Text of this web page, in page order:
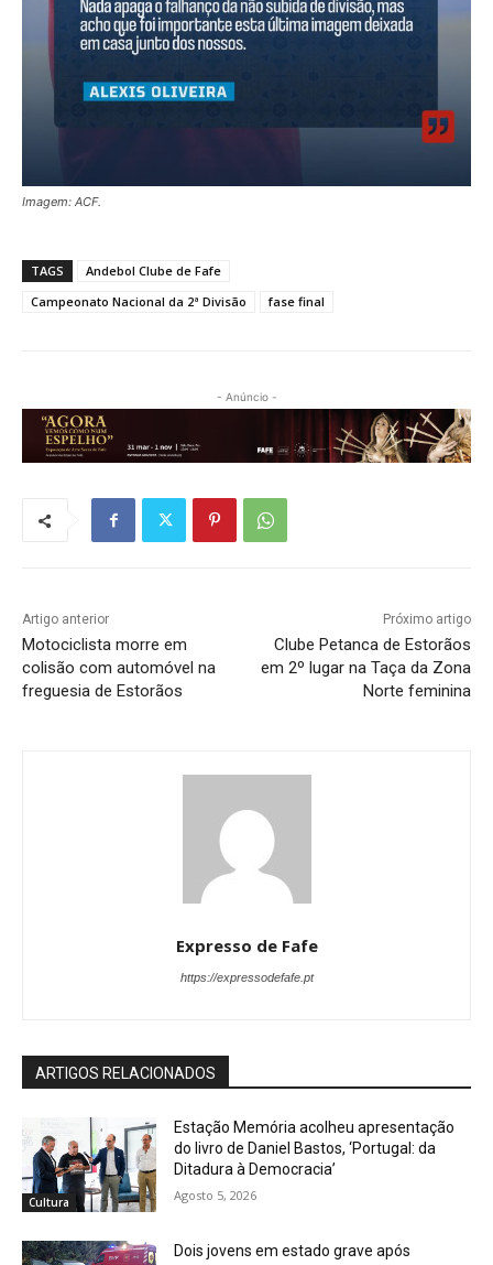
Imagem: ACF.
TAGS
Andebol Clube de Fafe
Campeonato Nacional da 2ª Divisão
fase final
- Anúncio -
Artigo anterior
Motociclista morre em
colisão com automóvel na
freguesia de Estorãos
Próximo artigo
Clube Petanca de Estorãos
em 2º lugar na Taça da Zona
Norte feminina
Expresso de Fafe
https://expressodefafe.pt
ARTIGOS RELACIONADOS
Cultura
Estação Memória acolheu apresentação
do livro de Daniel Bastos, ‘Portugal: da
Ditadura à Democracia’
Agosto 5, 2026
Dois jovens em estado grave após